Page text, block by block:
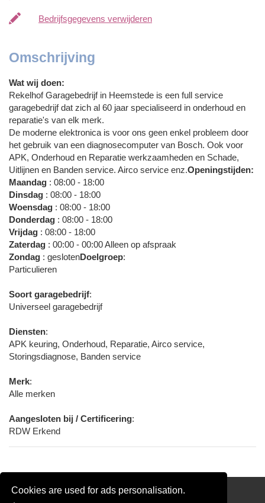
Cookies are used for ads personalisation.
Bedrijfsgegevens verwijderen
Omschrijving
Wat wij doen:
Rekelhof Garagebedrijf in Heemstede is een full service
garagebedrijf dat zich al 60 jaar specialiseerd in onderhoud en
reparatie's van elk merk.
De moderne elektronica is voor ons geen enkel probleem door
het gebruik van een diagnosecomputer van Bosch. Ook voor
APK, Onderhoud en Reparatie werkzaamheden en Schade,
Uitlijnen en Banden service. Airco service enz.Openingstijden:
Maandag : 08:00 - 18:00
Dinsdag : 08:00 - 18:00
Woensdag : 08:00 - 18:00
Donderdag : 08:00 - 18:00
Vrijdag : 08:00 - 18:00
Zaterdag : 00:00 - 00:00 Alleen op afspraak
Zondag : geslotenDoelgroep:
Particulieren
Soort garagebedrijf:
Universeel garagebedrijf
Diensten:
APK keuring, Onderhoud, Reparatie, Airco service,
Storingsdiagnose, Banden service
Merk:
Alle merken
Aangesloten bij / Certificering:
RDW Erkend
Gratis Airco Offertes Vergelijken